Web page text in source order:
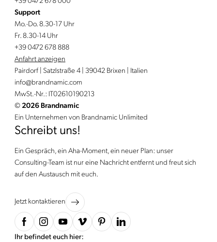
Support
Mo.-Do. 8.30-17 Uhr
Fr. 8.30-14 Uhr
+39 0472 678 888
Anfahrt anzeigen
Pairdorf | Satzlstraße 4 | 39042 Brixen | Italien
info@brandnamic.com
MwSt.-Nr.: IT02610190213
© 2026 Brandnamic
Ein Unternehmen von Brandnamic Unlimited
Schreibt uns!
Ein Gespräch, ein Aha-Moment, ein neuer Plan: unser
Consulting-Team ist nur eine Nachricht entfernt und freut sich
auf den Austausch mit euch.
Jetzt kontaktieren
Ihr befindet euch hier: